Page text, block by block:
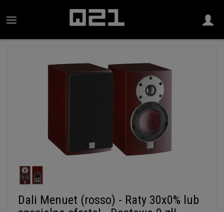
Dali Menuet (rosso) - Raty 30x0% lub